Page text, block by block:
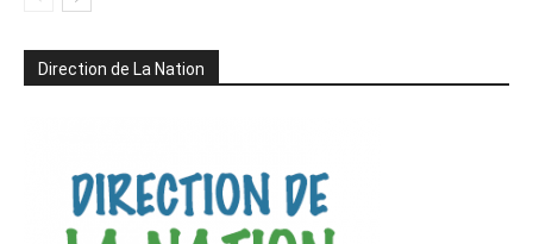
Direction de La Nation